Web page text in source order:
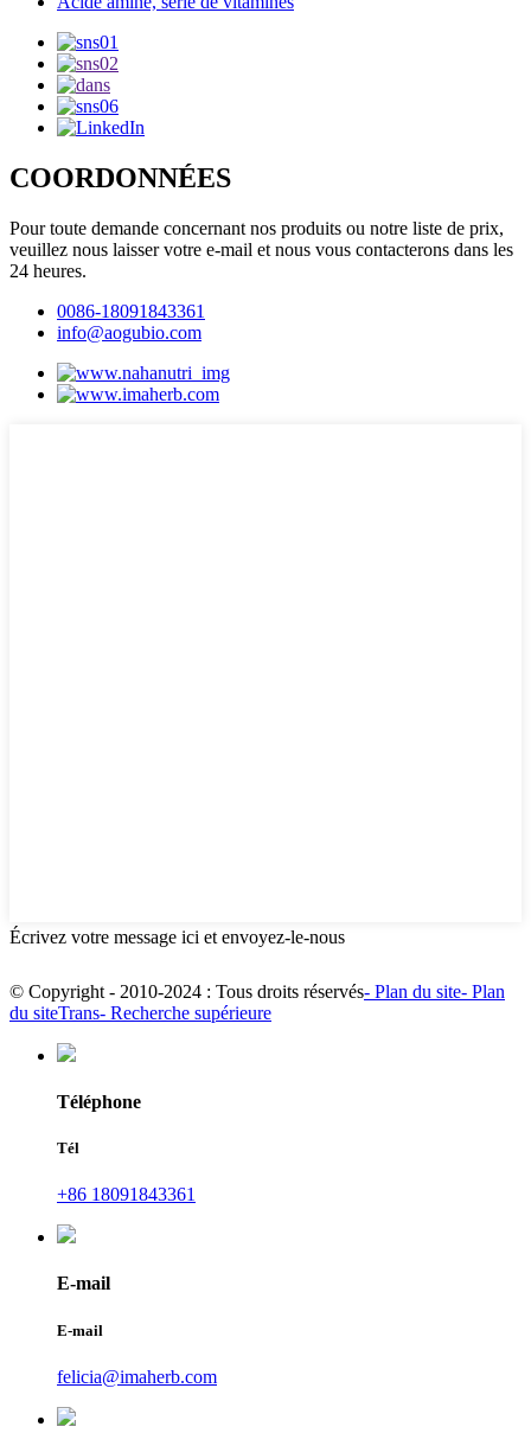
COORDONNÉES
Pour toute demande concernant nos produits ou notre liste de prix,
veuillez nous laisser votre e-mail et nous vous contacterons dans les
24 heures.
0086-18091843361
info@aogubio.com
Écrivez votre message ici et envoyez-le-nous
© Copyright - 2010-2024 : Tous droits réservés- Plan du site- Plan
du siteTrans- Recherche supérieure
Téléphone
Tél
+86 18091843361
E-mail
E-mail
felicia@imaherb.com